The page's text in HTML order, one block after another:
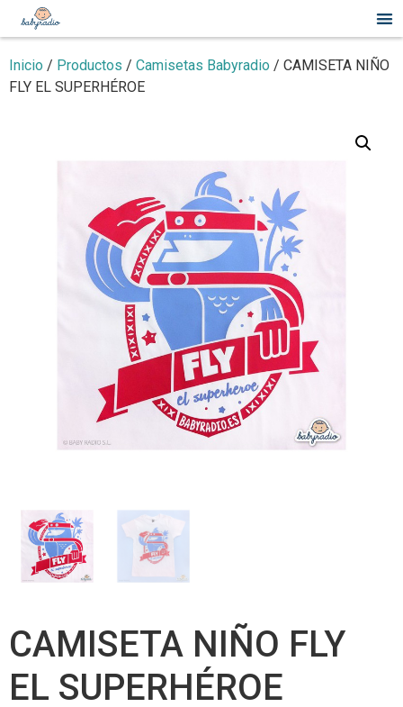
Inicio / Productos / Camisetas Babyradio / CAMISETA NIÑO
FLY EL SUPERHÉROE
CAMISETA NIÑO FLY
EL SUPERHÉROE